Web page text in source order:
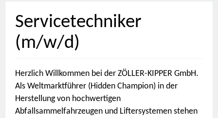
Servicetechniker
(m/w/d)
Herzlich Willkommen bei der ZÖLLER-KIPPER GmbH.
Als Weltmarktführer (Hidden Champion) in der
Herstellung von hochwertigen
Abfallsammelfahrzeugen und Liftersystemen stehen